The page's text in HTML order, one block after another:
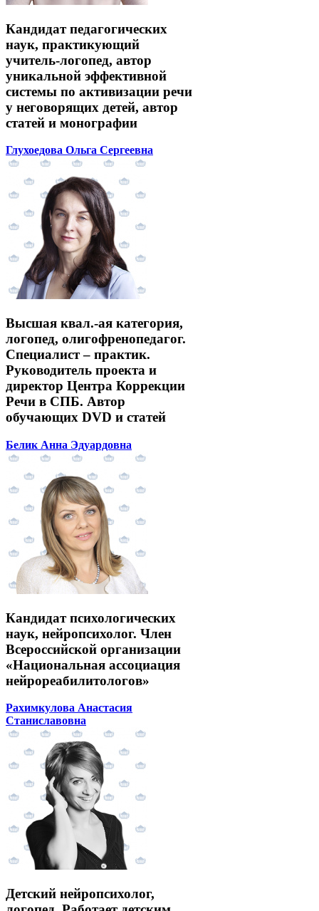
Кандидат педагогических
наук, практикующий
учитель-логопед, автор
уникальной эффективной
системы по активизации речи
у неговорящих детей, автор
статей и монографии
Глухоедова Ольга Сергеевна
Высшая квал.-ая категория,
логопед, олигофренопедагог.
Специалист – практик.
Руководитель проекта и
директор Центра Коррекции
Речи в СПБ. Автор
обучающих DVD и статей
Белик Анна Эдуардовна
Кандидат психологических
наук, нейропсихолог. Член
Всероссийской организации
«Национальная ассоциация
нейрореабилитологов»
Рахимкулова Анастасия
Станиславовна
Детский нейропсихолог,